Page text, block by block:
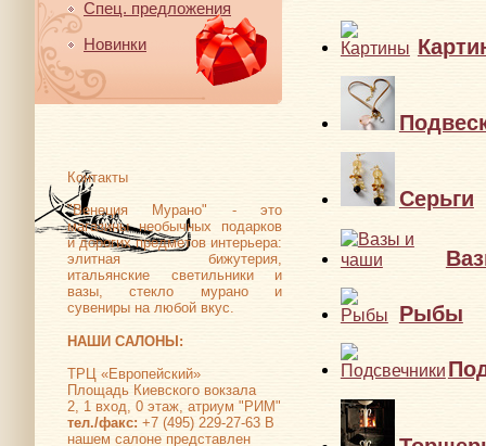
Спец. предложения
Новинки
Контакты
"Венеция Мурано" - это
магазины необычных подарков
и дорогих предметов интерьера:
элитная бижутерия,
итальянские светильники и
вазы, стекло мурано и
сувениры на любой вкус.
НАШИ САЛОНЫ:
ТРЦ «Европейский»
Площадь Киевского вокзала
2, 1 вход, 0 этаж, атриум "РИМ"
тел./факс: +7 (495) 229-27-63 В
нашем салоне представлен
Серьги
Рыбы